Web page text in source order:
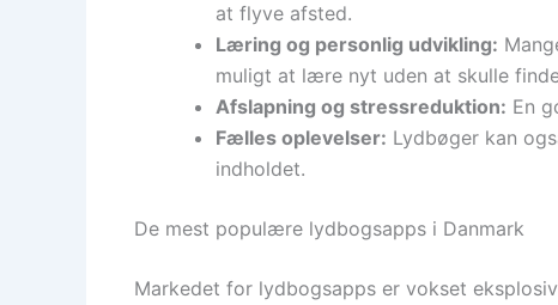
at flyve afsted.
Læring og personlig udvikling:
muligt at lære nyt uden at skulle
Afslapning og stressreduktion: En
Fælles oplevelser: Lydbøger kan
indholdet.
De mest populære lydbogsapps i Danmark
Markedet for lydbogsapps er vokset